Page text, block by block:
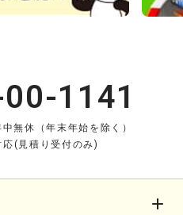
1141
休（年末年始を除く）
応(見積り受付のみ)